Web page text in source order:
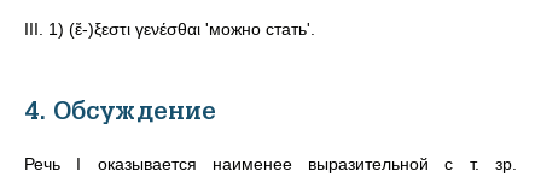
III. 1) (ἔ-)ξεστι γενέσθαι 'можно стать'.
4. Обсуждение
Речь I оказывается наименее выразительной с т. зр.